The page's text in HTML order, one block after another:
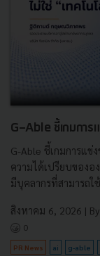
G-Able ชี้เกมการ
G-Able ชี้เกมการแข่
ความได้เปรียบของ
มีบุคลากรที่สามารถใ
สิงหาคม 6, 2026 | By
0
PR News ai g-able